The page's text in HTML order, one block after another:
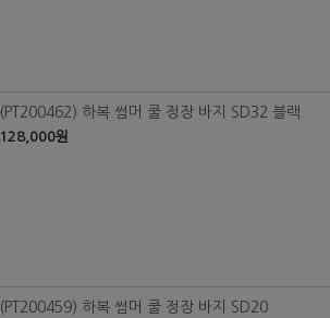
(PT200462) 하복 썸머 쿨 정장 바지 SD32 블랙
128,000원
(PT200459) 하복 썸머 쿨 정장 바지 SD20